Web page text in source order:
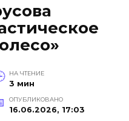
НА ЧТЕНИЕ
3 мин
ОПУБЛИКОВАНО
16.06.2026, 17:03